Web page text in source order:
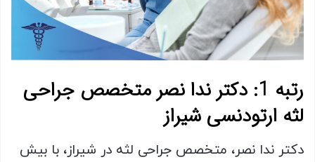
رتبه 1: دکتر ندا نصر متخصص جراحی
لثه ارتودنسی شیراز
دکتر ندا نصر، متخصص جراحی لثه در شیراز، با بیش